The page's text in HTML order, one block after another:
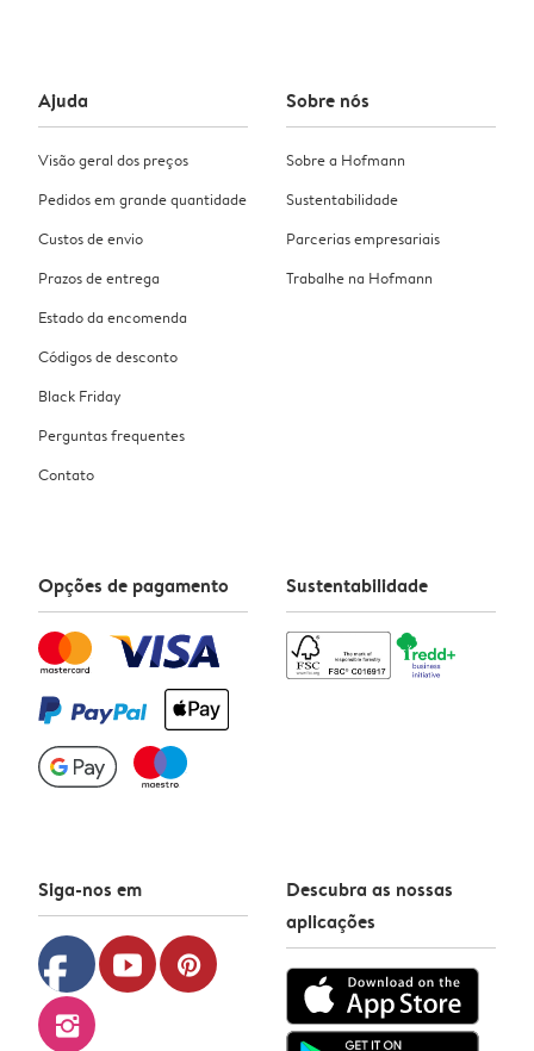
Ajuda
Visão geral dos preços
Pedidos em grande quantidade
Custos de envio
Prazos de entrega
Estado da encomenda
Códigos de desconto
Black Friday
Perguntas frequentes
Contato
Sobre nós
Sobre a Hofmann
Sustentabilidade
Parcerias empresariais
Trabalhe na Hofmann
Opções de pagamento Sustentabilidade
Siga-nos em
facebook youtube pinterest
instagram
Descubra as nossas
aplicações